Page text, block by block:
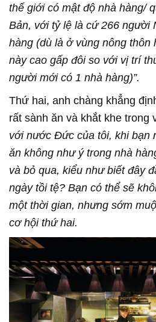
thế giới có mật độ nhà hàng/
Bản, với tỷ lệ là cứ 266 người
hàng (dù là ở vùng nông thôn
này cao gấp đôi so với vị trí
người mới có 1 nhà hàng)”.
Thứ hai, anh chàng khẳng
rất sành ăn và khắt khe trong
với nước Đức của tôi, khi bạn
ăn không như ý trong nhà
và bỏ qua, kiểu như biết đây
ngày tồi tệ? Bạn có thể sẽ
một thời gian, nhưng sớm
cơ hội thứ hai.